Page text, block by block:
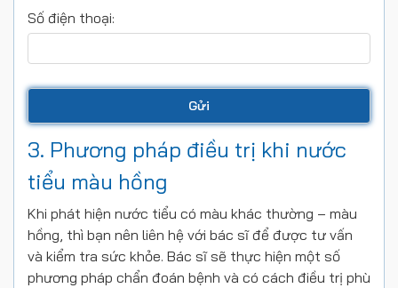
Số điện thoại:
3. Phương pháp điều trị khi nước
tiểu màu hồng
Khi phát hiện nước tiểu có màu khác thường – màu
hồng, thì bạn nên liên hệ với bác sĩ để được tư vấn
và kiểm tra sức khỏe. Bác sĩ sẽ thực hiện một số
phương pháp chẩn đoán bệnh và có cách điều trị phù